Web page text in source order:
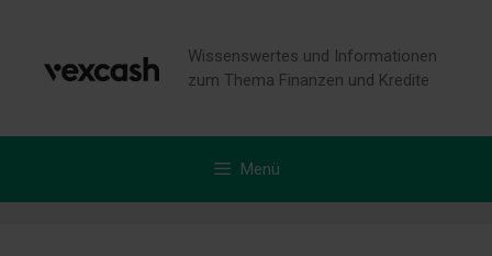
springen
Wissenswertes und Informationen
zum Thema Finanzen und Kredite
Menü